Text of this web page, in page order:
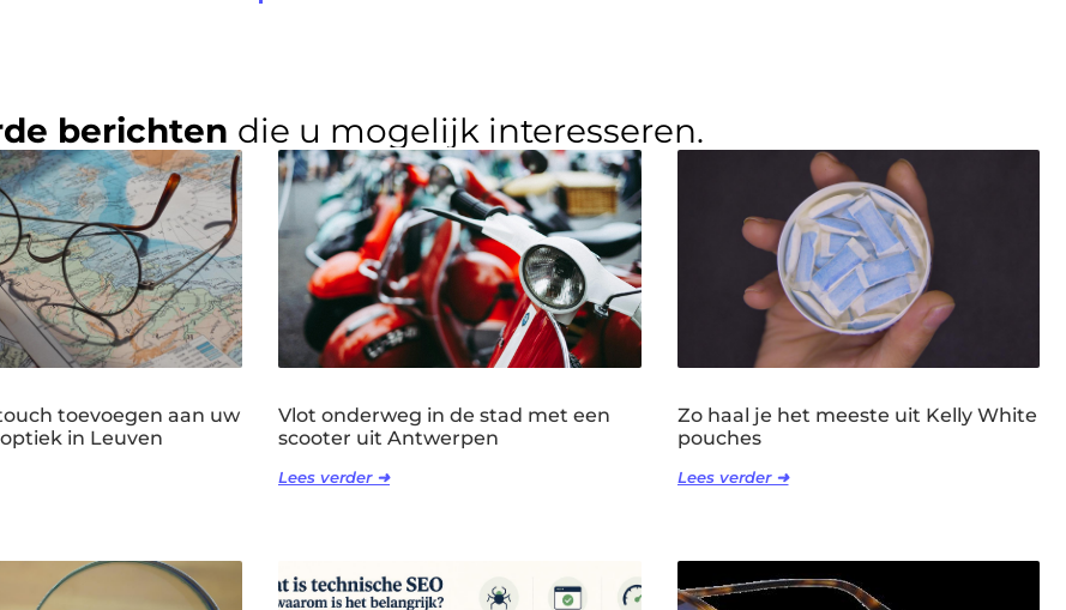
berichten die u mogelijk interesseren.
toevoegen aan uw
in Leuven
Vlot onderweg in de stad met een
scooter uit Antwerpen
Lees verder ➜
Zo haal je het meeste uit Kelly White
pouches
Lees verder ➜